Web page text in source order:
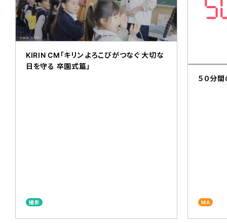
KIRIN CM「キリン よろこびがつなぐ 大切な
日を守る 卒園式篇」
撮影
５０分
MA